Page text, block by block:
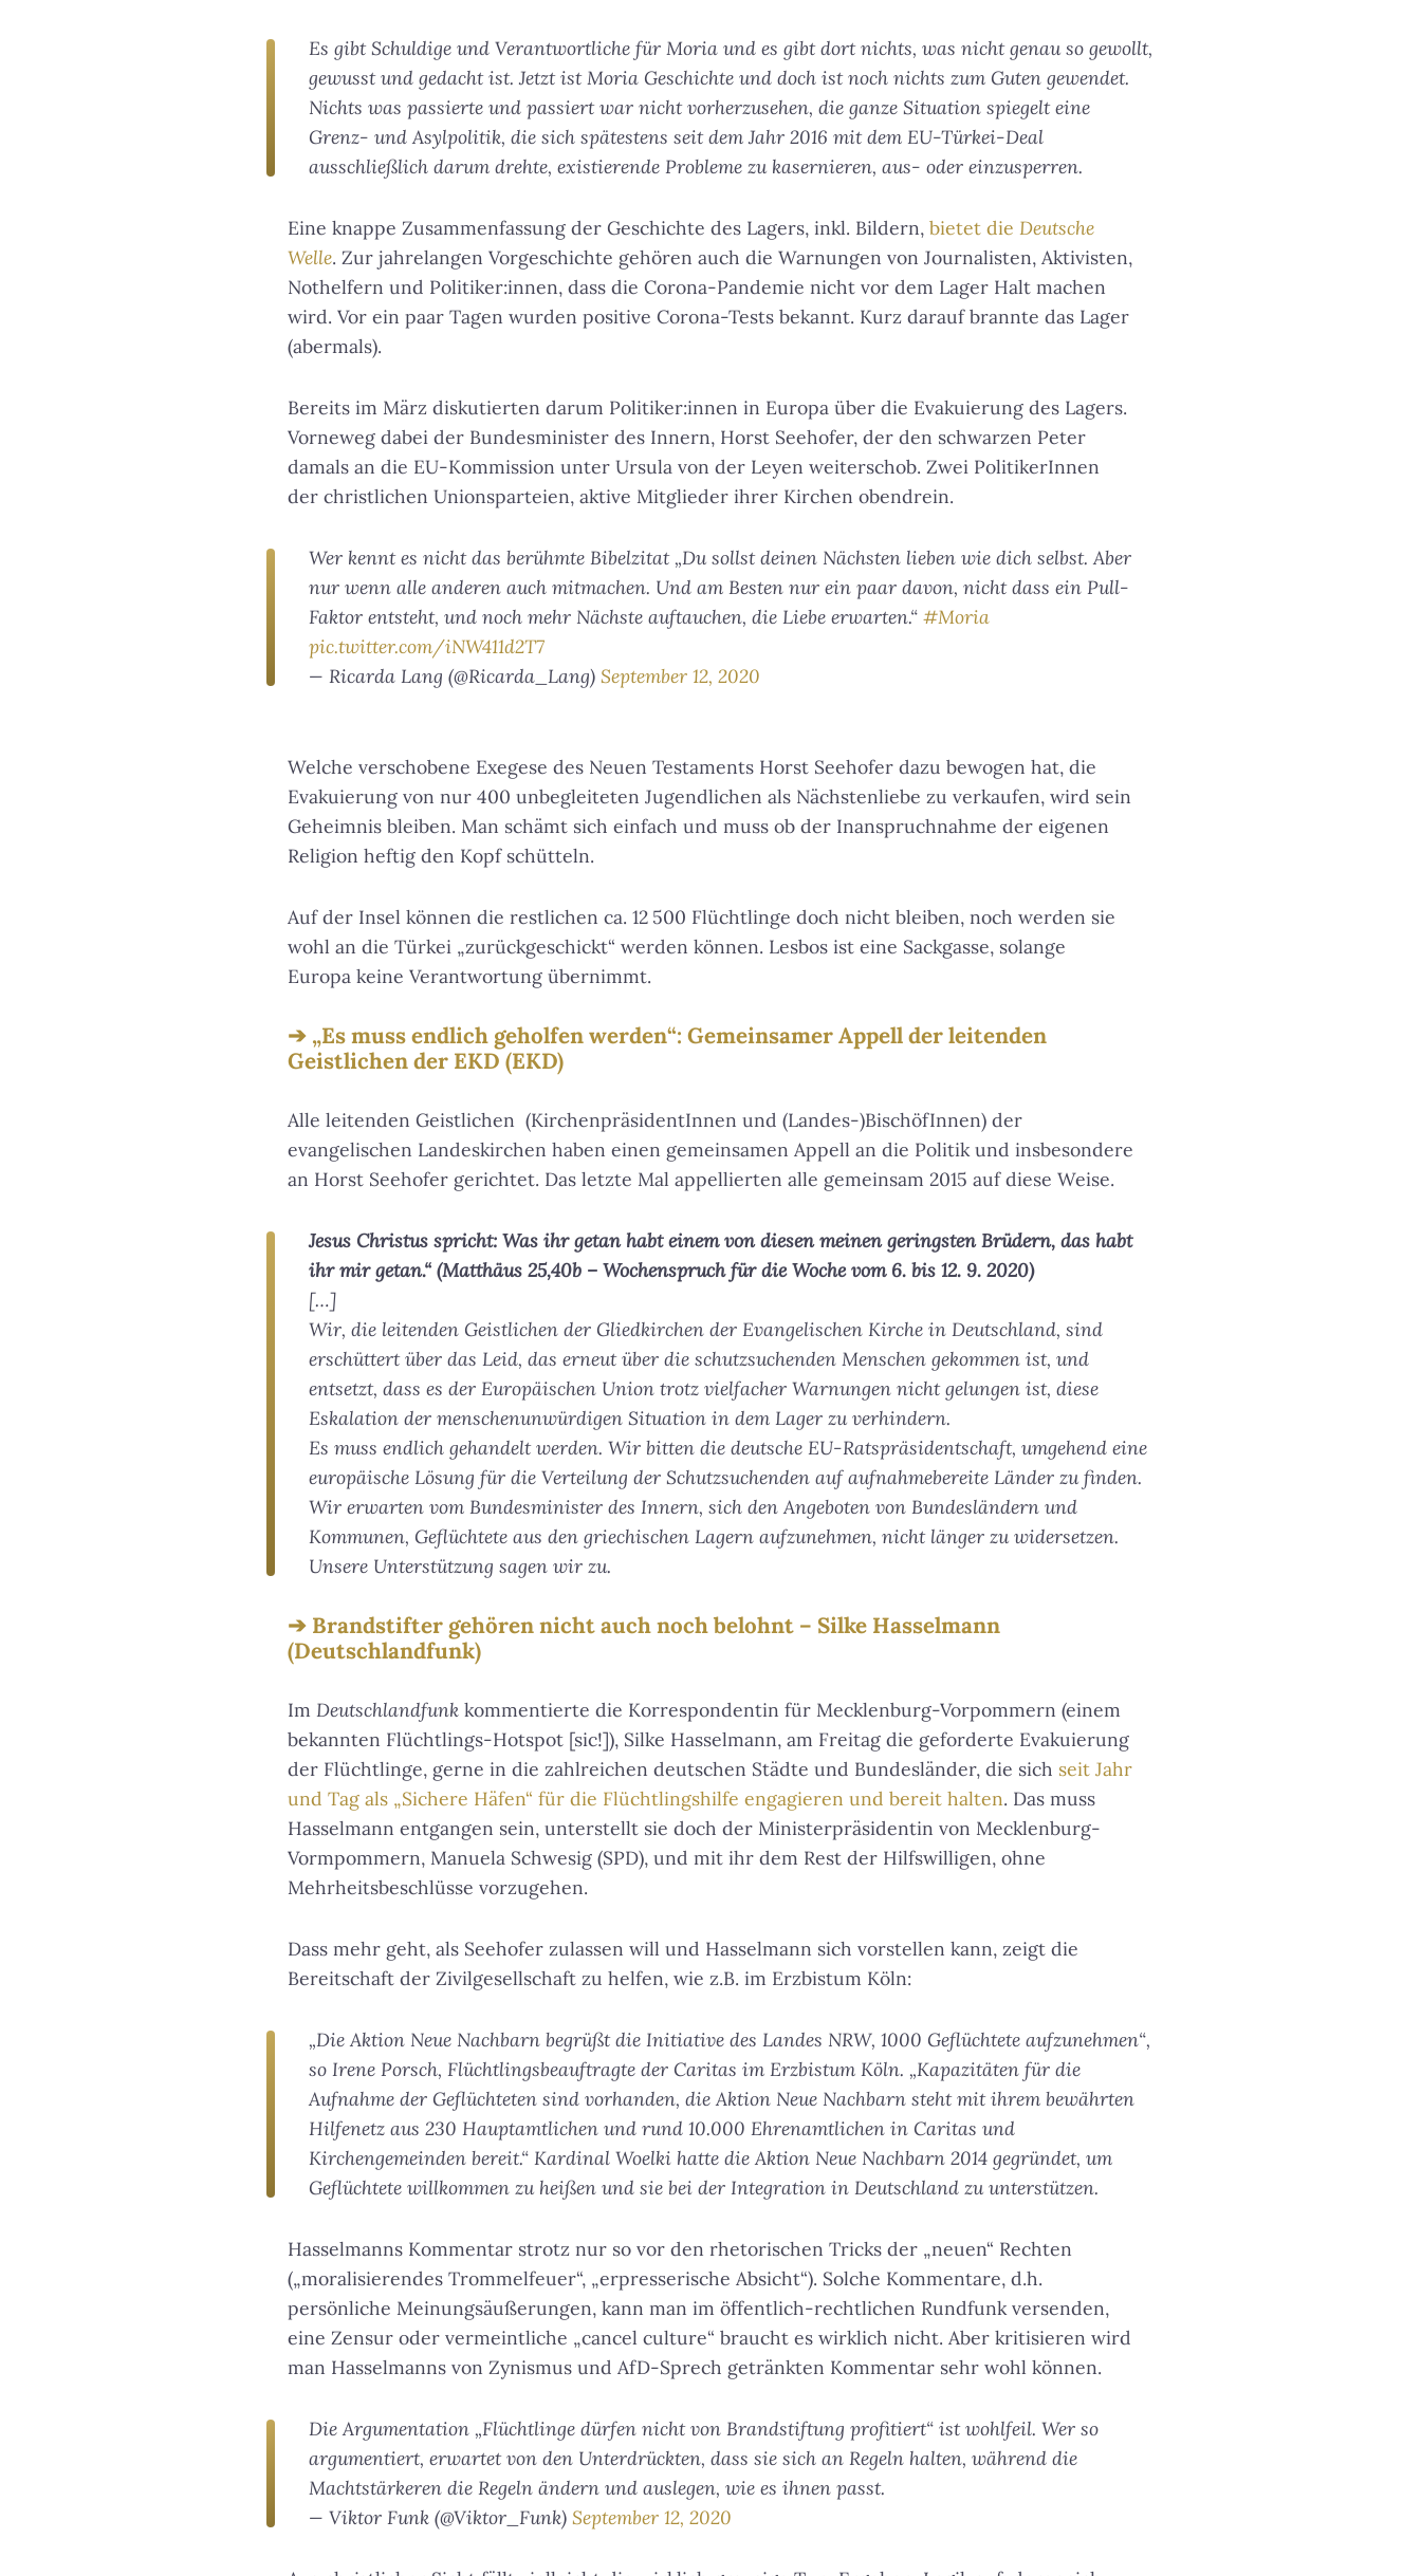
Es gibt Schuldige und Verantwortliche für Moria und es gibt dort nichts, was nicht genau so gewollt,
gewusst und gedacht ist. Jetzt ist Moria Geschichte und doch ist noch nichts zum Guten gewendet.
Nichts was passierte und passiert war nicht vorherzusehen, die ganze Situation spiegelt eine
Grenz- und Asylpolitik, die sich spätestens seit dem Jahr 2016 mit dem EU-Türkei-Deal
ausschließlich darum drehte, existierende Probleme zu kasernieren, aus- oder einzusperren.
Eine knappe Zusammenfassung der Geschichte des Lagers, inkl. Bildern, bietet die Deutsche
Welle. Zur jahrelangen Vorgeschichte gehören auch die Warnungen von Journalisten, Aktivisten,
Nothelfern und Politiker:innen, dass die Corona-Pandemie nicht vor dem Lager Halt machen
wird. Vor ein paar Tagen wurden positive Corona-Tests bekannt. Kurz darauf brannte das Lager
(abermals).
Bereits im März diskutierten darum Politiker:innen in Europa über die Evakuierung des Lagers.
Vorneweg dabei der Bundesminister des Innern, Horst Seehofer, der den schwarzen Peter
damals an die EU-Kommission unter Ursula von der Leyen weiterschob. Zwei PolitikerInnen
der christlichen Unionsparteien, aktive Mitglieder ihrer Kirchen obendrein.
Wer kennt es nicht das berühmte Bibelzitat „Du sollst deinen Nächsten lieben wie dich selbst. Aber
nur wenn alle anderen auch mitmachen. Und am Besten nur ein paar davon, nicht dass ein Pull-
Faktor entsteht, und noch mehr Nächste auftauchen, die Liebe erwarten.“ #Moria
pic.twitter.com/iNW411d2T7
— Ricarda Lang (@Ricarda_Lang) September 12, 2020
Welche verschobene Exegese des Neuen Testaments Horst Seehofer dazu bewogen hat, die
Evakuierung von nur 400 unbegleiteten Jugendlichen als Nächstenliebe zu verkaufen, wird sein
Geheimnis bleiben. Man schämt sich einfach und muss ob der Inanspruchnahme der eigenen
Religion heftig den Kopf schütteln.
Auf der Insel können die restlichen ca. 12 500 Flüchtlinge doch nicht bleiben, noch werden sie
wohl an die Türkei „zurückgeschickt“ werden können. Lesbos ist eine Sackgasse, solange
Europa keine Verantwortung übernimmt.
„Es muss endlich geholfen werden“: Gemeinsamer Appell der leitenden
Geistlichen der EKD (EKD)
Alle leitenden Geistlichen (KirchenpräsidentInnen und (Landes-)BischöfInnen) der
evangelischen Landeskirchen haben einen gemeinsamen Appell an die Politik und insbesondere
an Horst Seehofer gerichtet. Das letzte Mal appellierten alle gemeinsam 2015 auf diese Weise.
Jesus Christus spricht: Was ihr getan habt einem von diesen meinen geringsten Brüdern, das habt
ihr mir getan.“ (Matthäus 25,40b – Wochenspruch für die Woche vom 6. bis 12. 9. 2020)
[…]
Wir, die leitenden Geistlichen der Gliedkirchen der Evangelischen Kirche in Deutschland, sind
erschüttert über das Leid, das erneut über die schutzsuchenden Menschen gekommen ist, und
entsetzt, dass es der Europäischen Union trotz vielfacher Warnungen nicht gelungen ist, diese
Eskalation der menschenunwürdigen Situation in dem Lager zu verhindern.
Es muss endlich gehandelt werden. Wir bitten die deutsche EU-Ratspräsidentschaft, umgehend eine
europäische Lösung für die Verteilung der Schutzsuchenden auf aufnahmebereite Länder zu finden.
Wir erwarten vom Bundesminister des Innern, sich den Angeboten von Bundesländern und
Kommunen, Geflüchtete aus den griechischen Lagern aufzunehmen, nicht länger zu widersetzen.
Unsere Unterstützung sagen wir zu.
Brandstifter gehören nicht auch noch belohnt – Silke Hasselmann
(Deutschlandfunk)
Im Deutschlandfunk kommentierte die Korrespondentin für Mecklenburg-Vorpommern (einem
bekannten Flüchtlings-Hotspot [sic!]), Silke Hasselmann, am Freitag die geforderte Evakuierung
der Flüchtlinge, gerne in die zahlreichen deutschen Städte und Bundesländer, die sich seit Jahr
und Tag als „Sichere Häfen“ für die Flüchtlingshilfe engagieren und bereit halten. Das muss
Hasselmann entgangen sein, unterstellt sie doch der Ministerpräsidentin von Mecklenburg-
Vormpommern, Manuela Schwesig (SPD), und mit ihr dem Rest der Hilfswilligen, ohne
Mehrheitsbeschlüsse vorzugehen.
Dass mehr geht, als Seehofer zulassen will und Hasselmann sich vorstellen kann, zeigt die
Bereitschaft der Zivilgesellschaft zu helfen, wie z.B. im Erzbistum Köln:
„Die Aktion Neue Nachbarn begrüßt die Initiative des Landes NRW, 1000 Geflüchtete aufzunehmen“,
so Irene Porsch, Flüchtlingsbeauftragte der Caritas im Erzbistum Köln. „Kapazitäten für die
Aufnahme der Geflüchteten sind vorhanden, die Aktion Neue Nachbarn steht mit ihrem bewährten
Hilfenetz aus 230 Hauptamtlichen und rund 10.000 Ehrenamtlichen in Caritas und
Kirchengemeinden bereit.“ Kardinal Woelki hatte die Aktion Neue Nachbarn 2014 gegründet, um
Geflüchtete willkommen zu heißen und sie bei der Integration in Deutschland zu unterstützen.
Hasselmanns Kommentar strotz nur so vor den rhetorischen Tricks der „neuen“ Rechten
(„moralisierendes Trommelfeuer“, „erpresserische Absicht“). Solche Kommentare, d.h.
persönliche Meinungsäußerungen, kann man im öffentlich-rechtlichen Rundfunk versenden,
eine Zensur oder vermeintliche „cancel culture“ braucht es wirklich nicht. Aber kritisieren wird
man Hasselmanns von Zynismus und AfD-Sprech getränkten Kommentar sehr wohl können.
Die Argumentation „Flüchtlinge dürfen nicht von Brandstiftung profitiert“ ist wohlfeil. Wer so
argumentiert, erwartet von den Unterdrückten, dass sie sich an Regeln halten, während die
Machtstärkeren die Regeln ändern und auslegen, wie es ihnen passt.
— Viktor Funk (@Viktor_Funk) September 12, 2020